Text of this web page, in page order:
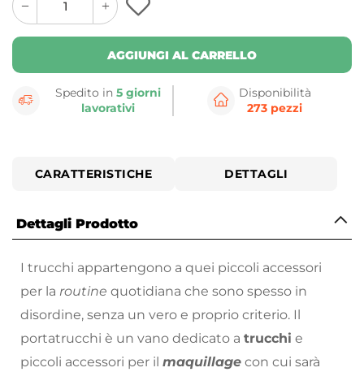
quantity
button
quantity
minus
button
AGGIUNGI AL CARRELLO
Spedito in5 giorni
lavorativi
Disponibilità
273 pezzi
CARATTERISTICHE DETTAGLI
Dettagli Prodotto
I trucchi appartengono a quei piccoli accessori
per la routine quotidiana che sono spesso in
disordine, senza un vero e proprio criterio. Il
portatrucchi è un vano dedicato a trucchi e
piccoli accessori per il maquillage con cui sarà